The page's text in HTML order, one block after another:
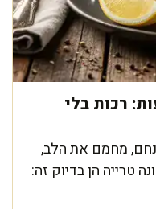
רכות בלי
מחמם את הלב,
טרייה הן בדיוק זה: